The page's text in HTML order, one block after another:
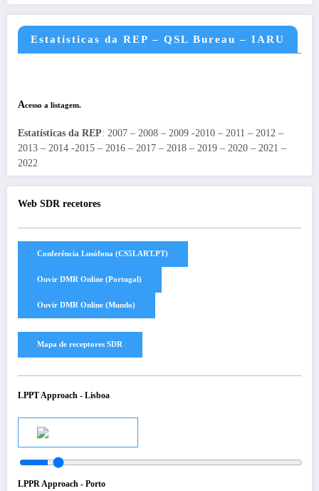
Estatísticas da REP – QSL Bureau – IARU
Acesso a listagem.
Estatísticas da REP: 2007 – 2008 – 2009 -2010 – 2011 – 2012 –
2013 – 2014 -2015 – 2016 – 2017 – 2018 – 2019 – 2020 – 2021 –
2022
Web SDR recetores
LPPT Approach - Lisboa
LPPR Approach - Porto